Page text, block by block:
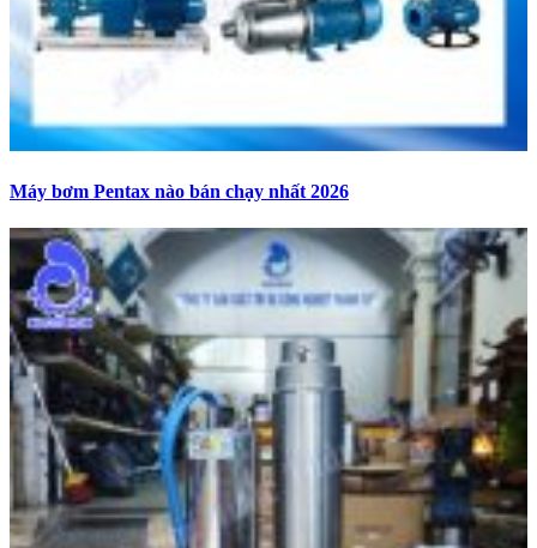
Máy bơm Pentax nào bán chạy nhất 2026